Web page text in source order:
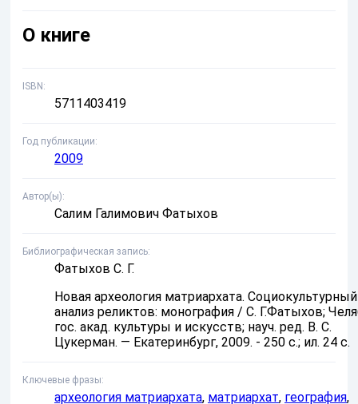
О книге
ISBN
5711403419
Год публикации
2009
Автор(ы)
Салим Галимович Фатыхов
Библиографическая запись
Фатыхов С. Г.
Новая археология матриархата. Социокультурный
анализ реликтов: монография / С. Г.Фатыхов;
гос. акад. культуры и искусств; науч. ред. В. С.
Цукерман. — Екатеринбург, 2009. - 250 с.; ил. 24 с.
Ключевые фразы
археология матриархата, матриархат, география,